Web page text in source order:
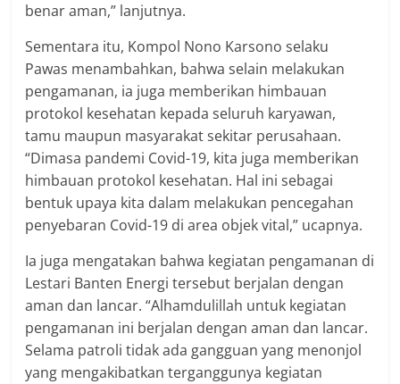
benar aman,” lanjutnya.
Sementara itu, Kompol Nono Karsono selaku
Pawas menambahkan, bahwa selain melakukan
pengamanan, ia juga memberikan himbauan
protokol kesehatan kepada seluruh karyawan,
tamu maupun masyarakat sekitar perusahaan.
“Dimasa pandemi Covid-19, kita juga memberikan
himbauan protokol kesehatan. Hal ini sebagai
bentuk upaya kita dalam melakukan pencegahan
penyebaran Covid-19 di area objek vital,” ucapnya.
Ia juga mengatakan bahwa kegiatan pengamanan di
Lestari Banten Energi tersebut berjalan dengan
aman dan lancar. “Alhamdulillah untuk kegiatan
pengamanan ini berjalan dengan aman dan lancar.
Selama patroli tidak ada gangguan yang menonjol
yang mengakibatkan terganggunya kegiatan